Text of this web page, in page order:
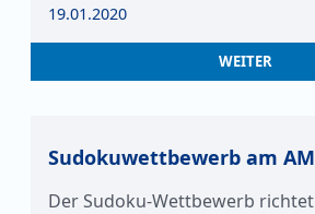
19.01.2020
WEITER
Sudokuwettbewerb am
Der Sudoku-Wettbewerb